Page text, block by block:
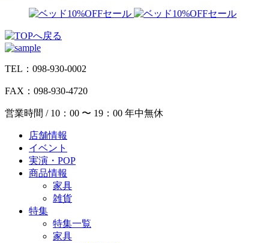
TEL：098-930-0002
FAX：098-930-4720
営業時間 / 10：00 〜 19：00 年中無休
店舗情報
イベント
実演・POP
商品情報
家具
雑貨
特集
特集一覧
家具